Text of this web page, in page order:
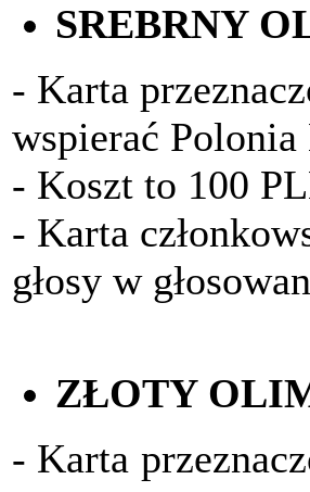
SREBRNY
- Karta
wspierać
- Koszt to 100
- Karta
głosy w
ZŁOTY
- Karta